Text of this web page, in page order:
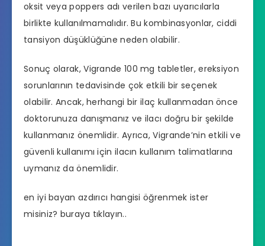
oksit veya poppers adı verilen bazı uyarıcılarla
birlikte kullanılmamalıdır. Bu kombinasyonlar, ciddi
tansiyon düşüklüğüne neden olabilir.
Sonuç olarak, Vigrande 100 mg tabletler, ereksiyon
sorunlarının tedavisinde çok etkili bir seçenek
olabilir. Ancak, herhangi bir ilaç kullanmadan önce
doktorunuza danışmanız ve ilacı doğru bir şekilde
kullanmanız önemlidir. Ayrıca, Vigrande’nin etkili ve
güvenli kullanımı için ilacın kullanım talimatlarına
uymanız da önemlidir.
en iyi bayan azdırıcı hangisi öğrenmek ister
misiniz? buraya tıklayın..